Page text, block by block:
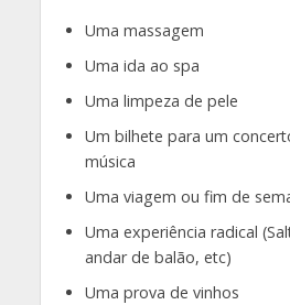
Uma massagem
Uma ida ao spa
Uma limpeza de pele
Um bilhete para um
música
Uma viagem ou fim de
Uma experiência radical
andar de balão, etc)
Uma prova de vinhos